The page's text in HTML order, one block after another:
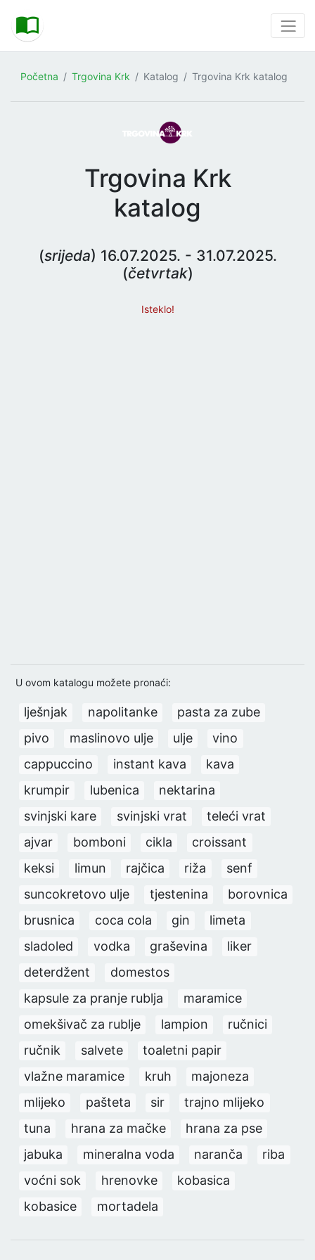
Početna Trgovina Krk Katalog Trgovina Krk katalog
Trgovina Krk
katalog
(srijeda) 16.07.2025. - 31.07.2025.
(četvrtak)
Isteklo!
U ovom katalogu možete pronaći:
lješnjak napolitanke
pasta za zube
pivo
maslinovo ulje ulje
vino
cappuccino
instant kava
kava
krumpir
lubenica
nektarina
svinjski kare
svinjski vrat
teleći vrat
ajvar
bomboni cikla
croissant
keksi
limun rajčica riža
senf
suncokretovo ulje
tjestenina
borovnica
brusnica
coca cola gin
limeta
sladoled
vodka graševina
liker
deterdžent
domestos
kapsule za pranje rublja
maramice
omekšivač za rublje
lampion
ručnici
ručnik
salvete
toaletni papir
vlažne maramice
kruh
majoneza
mlijeko
pašteta sir
trajno mlijeko
tuna
hrana za mačke
hrana za pse
jabuka
mineralna voda naranča
riba
voćni sok
hrenovke
kobasica
kobasice
mortadela